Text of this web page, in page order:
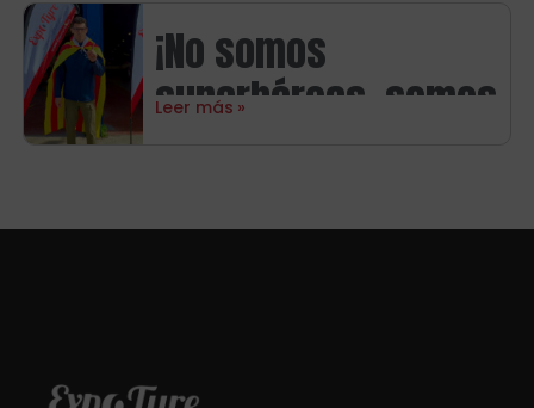
neumáticos
Michelin
¡No somos
superhéroes, somos
Leer más